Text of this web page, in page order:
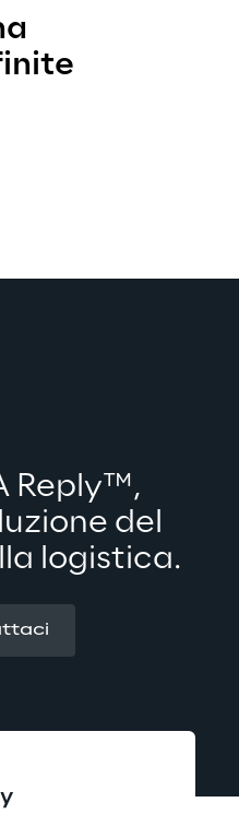
Reply™,
del
logistica.